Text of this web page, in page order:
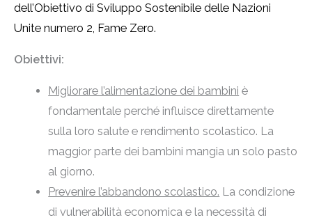
dell’Obiettivo di Sviluppo Sostenibile delle Nazioni
Unite numero 2, Fame Zero.
Obiettivi:
Migliorare l’alimentazione dei bambini è
fondamentale perché influisce direttamente
sulla loro salute e rendimento scolastico. La
maggior parte dei bambini mangia un solo pasto
al giorno.
Prevenire l’abbandono scolastico. La condizione
di vulnerabilità economica e la necessità di